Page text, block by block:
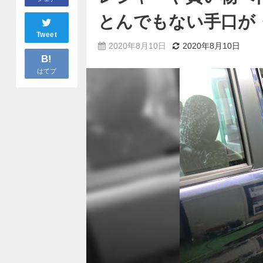
Tweet
B!
はてブ
とんでもない手口が
2020年8月10日 2020年8月10日